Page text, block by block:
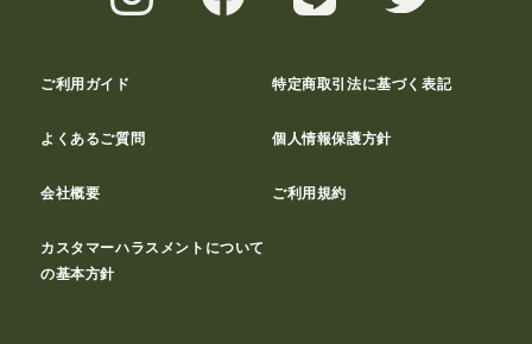
ご利用ガイド 特定商取引法に基づく表記
よくあるご質問 個人情報保護方針
会社概要 ご利用規約
カスタマーハラスメントについて
の基本方針